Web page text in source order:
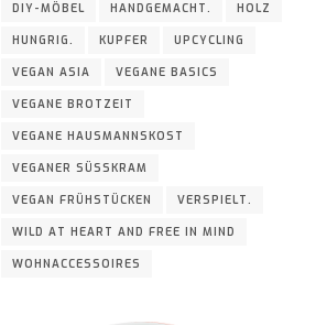
DIY-MÖBEL HANDGEMACHT. HOLZ
HUNGRIG. KUPFER UPCYCLING
VEGAN ASIA VEGANE BASICS
VEGANE BROTZEIT
VEGANE HAUSMANNSKOST
VEGANER SÜSSKRAM
VEGAN FRÜHSTÜCKEN VERSPIELT.
WILD AT HEART AND FREE IN MIND
WOHNACCESSOIRES